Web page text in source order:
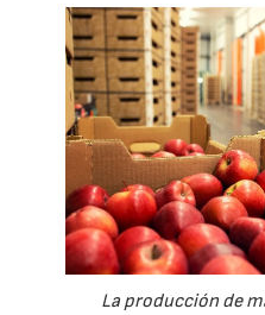
La producción de